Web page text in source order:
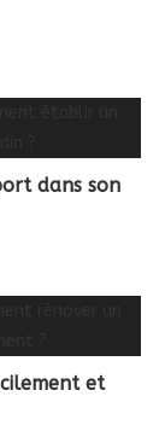
dans son
et